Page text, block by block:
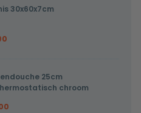
30x60x7cm
25cm
chroom